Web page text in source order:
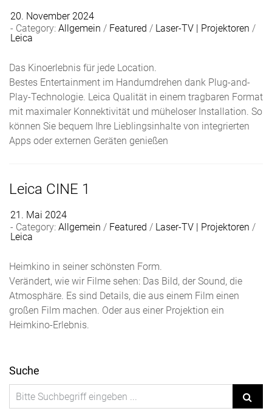
i
g
a
t
20. November 2024
Category: Allgemein / Featured / Laser-TV | Projektoren /
Leica
Das Kinoerlebnis für jede Location.
Bestes Entertainment im Handumdrehen dank Plug-and-
Play-Technologie. Leica Qualität in einem tragbaren Format
mit maximaler Konnektivität und müheloser Installation. So
können Sie bequem Ihre Lieblingsinhalte von integrierten
Apps oder externen Geräten genießen
Leica CINE 1
21. Mai 2024
Category: Allgemein / Featured / Laser-TV | Projektoren /
Leica
Heimkino in seiner schönsten Form.
Verändert, wie wir Filme sehen: Das Bild, der Sound, die
Atmosphäre. Es sind Details, die aus einem Film einen
großen Film machen. Oder aus einer Projektion ein
Heimkino-Erlebnis.
Suche